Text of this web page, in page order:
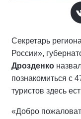
Секретарь
России»,
Дрозденко
познакомиться с
туристов здесь
«Добро